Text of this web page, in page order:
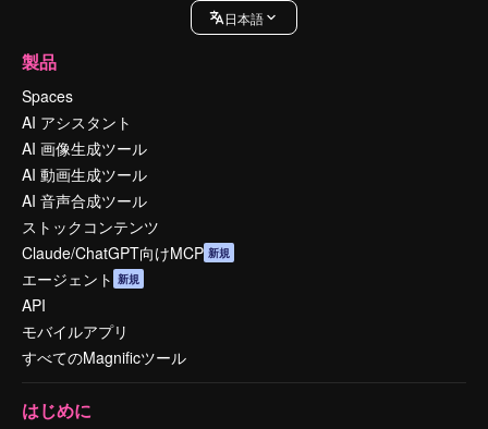
日本語
製品
Spaces
AI アシスタント
AI 画像生成ツール
AI 動画生成ツール
AI 音声合成ツール
ストックコンテンツ
Claude/ChatGPT向けMCP 新規
エージェント 新規
API
モバイルアプリ
すべてのMagnificツール
はじめに